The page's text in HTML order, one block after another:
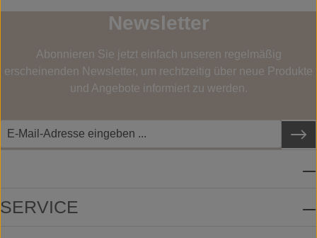
Newsletter
Abonnieren Sie jetzt einfach unseren regelmäßig
erscheinenden Newsletter, um rechtzeitig über neue Produkte
und Angebote informiert zu werden.
SERVICE